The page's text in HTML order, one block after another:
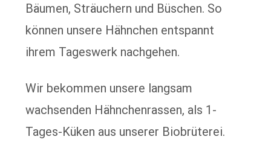
Bäumen, Sträuchern und Büschen. So
können unsere Hähnchen entspannt
ihrem Tageswerk nachgehen.
Wir bekommen unsere langsam
wachsenden Hähnchenrassen, als 1-
Tages-Küken aus unserer Biobrüterei.